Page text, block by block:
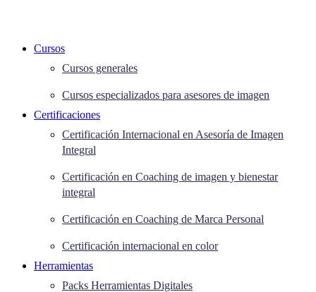
Cursos
Cursos generales
Cursos especializados para asesores de imagen
Certificaciones
Certificación Internacional en Asesoría de Imagen
Integral
Certificación en Coaching de imagen y bienestar
integral
Certificación en Coaching de Marca Personal
Certificación internacional en color
Herramientas
Packs Herramientas Digitales